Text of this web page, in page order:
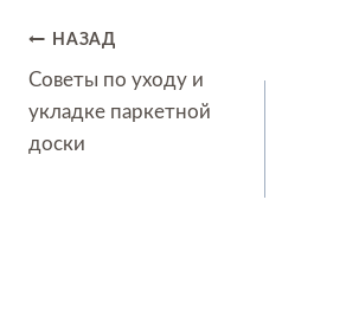
Навигация
по
записям
НАЗАД
Советы по уходу и
укладке паркетной
доски